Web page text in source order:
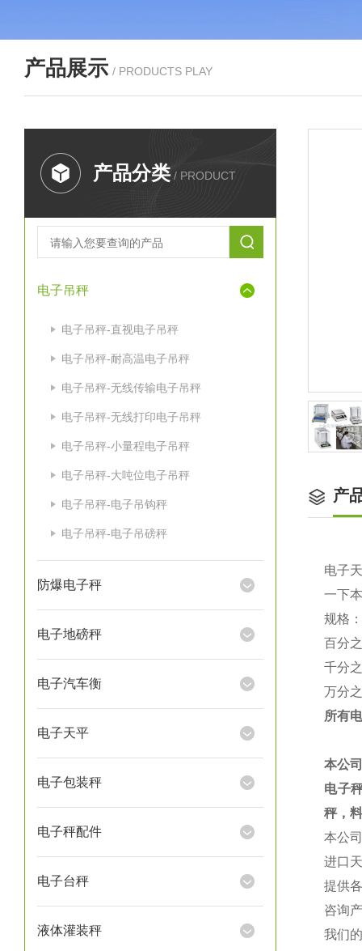
产品展示 / PRODUCTS PLAY
产品分类 / PRODUCT
电子吊秤
电子吊秤-直视电子吊秤
电子吊秤-耐高温电子吊秤
电子吊秤-无线传输电子吊秤
电子吊秤-无线打印电子吊秤
电子吊秤-小量程电子吊秤
电子吊秤-大吨位电子吊秤
电子吊秤-电子吊钩秤
电子吊秤-电子吊磅秤
防爆电子秤
电子地磅秤
电子汽车衡
电子天平
电子包装秤
电子秤配件
电子台秤
液体灌装秤
产
电子
一下
规格
百分
千分
万分
所有
本公
电子
秤，
本公
进口
提供
咨询
我们